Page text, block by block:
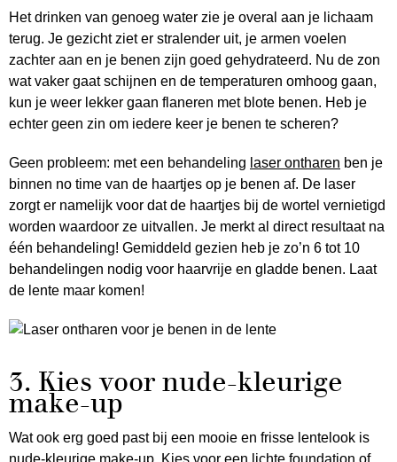
Het drinken van genoeg water zie je overal aan je lichaam
terug. Je gezicht ziet er stralender uit, je armen voelen
zachter aan en je benen zijn goed gehydrateerd. Nu de zon
wat vaker gaat schijnen en de temperaturen omhoog gaan,
kun je weer lekker gaan flaneren met blote benen. Heb je
echter geen zin om iedere keer je benen te scheren?
Geen probleem: met een behandeling laser ontharen ben je
binnen no time van de haartjes op je benen af. De laser
zorgt er namelijk voor dat de haartjes bij de wortel vernietigd
worden waardoor ze uitvallen. Je merkt al direct resultaat na
één behandeling! Gemiddeld gezien heb je zo’n 6 tot 10
behandelingen nodig voor haarvrije en gladde benen. Laat
de lente maar komen!
3. Kies voor nude-kleurige
make-up
Wat ook erg goed past bij een mooie en frisse lentelook is
nude-kleurige make-up. Kies voor een lichte foundation of